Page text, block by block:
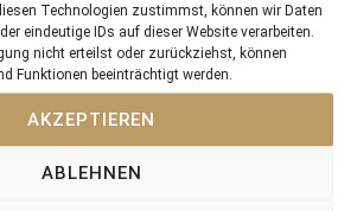
Technologien zustimmst, können wir Daten
eindeutige IDs auf dieser Website verarbeiten.
nicht erteilst oder zurückziehst, können
Funktionen beeinträchtigt werden.
AKZEPTIEREN
ABLEHNEN